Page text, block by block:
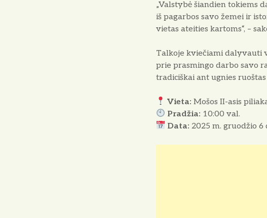
„Valstybė šiandien tokiems
iš pagarbos savo žemei ir
vietas ateities kartoms“, –
Talkoje kviečiami dalyvauti
prie prasmingo darbo savo
tradiciškai ant ugnies
Vieta: Mošos II-asis
Pradžia: 10:00 val.
Data: 2025 m. gruodžio 6